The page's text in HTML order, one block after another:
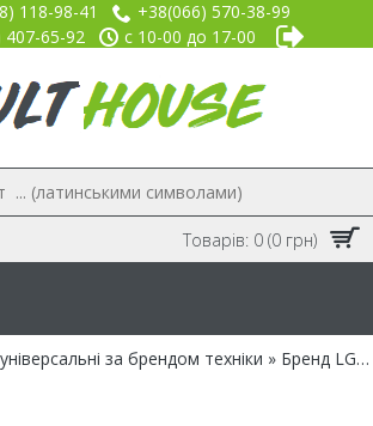
118-98-41
+38(066) 570-38-99
407-65-92
с 10-00 до 17-00
Товарів: 0 (0 грн)
за брендом техніки » Бренд LG»